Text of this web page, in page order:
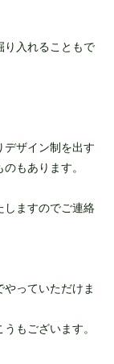
り入れることもで
デザイン制を出す
もあります。
しますのでご連絡
っていただけま
もございます。